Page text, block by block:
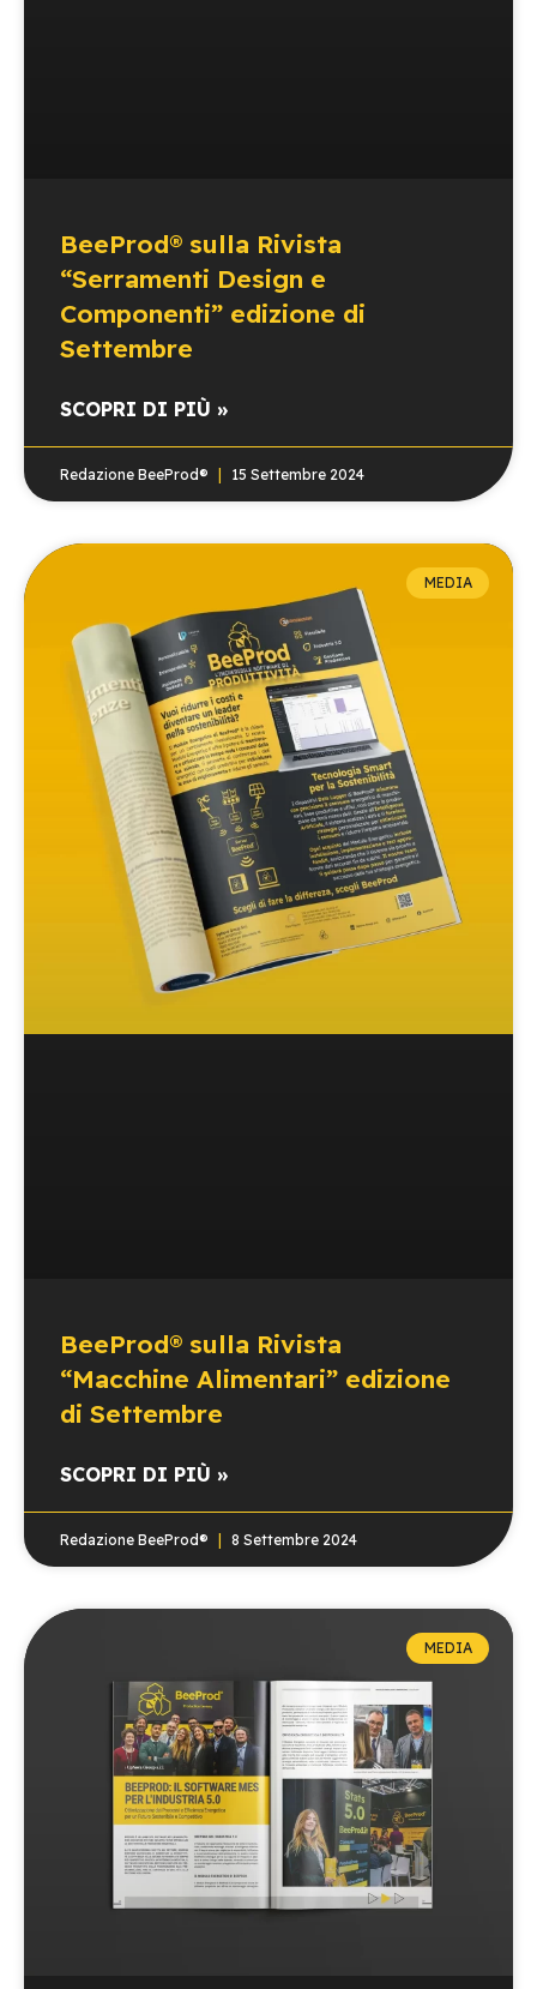
BeeProd® sulla Rivista
“Serramenti Design e
Componenti” edizione di
Settembre
SCOPRI DI PIÙ »
Redazione BeeProd® 15 Settembre 2024
MEDIA
BeeProd® sulla Rivista
“Macchine Alimentari” edizione
di Settembre
SCOPRI DI PIÙ »
Redazione BeeProd® 8 Settembre 2024
MEDIA